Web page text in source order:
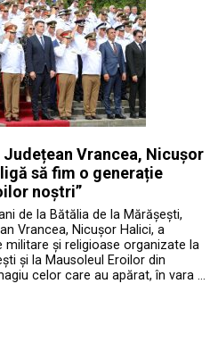
Vrancea, Nicușor
să fim o generație
noștri”
de la Bătălia de la Mărășești,
Vrancea, Nicușor Halici, a
și religioase organizate la
și la Mausoleul Eroilor din
celor care au apărat, în vara …